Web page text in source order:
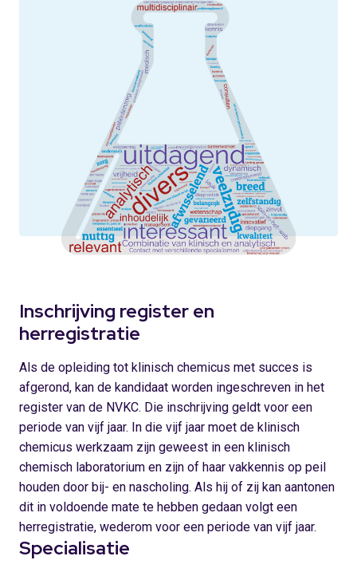
Inschrijving register en
herregistratie
Als de opleiding tot klinisch chemicus met succes is
afgerond, kan de kandidaat worden ingeschreven in het
register van de NVKC. Die inschrijving geldt voor een
periode van vijf jaar. In die vijf jaar moet de klinisch
chemicus werkzaam zijn geweest in een klinisch
chemisch laboratorium en zijn of haar vakkennis op peil
houden door bij- en nascholing. Als hij of zij kan aantonen
dit in voldoende mate te hebben gedaan volgt een
herregistratie, wederom voor een periode van vijf jaar.
Specialisatie